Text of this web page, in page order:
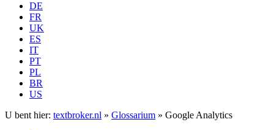
DE
FR
UK
ES
IT
PT
PL
BR
US
U bent hier: textbroker.nl » Glossarium » Google Analytics